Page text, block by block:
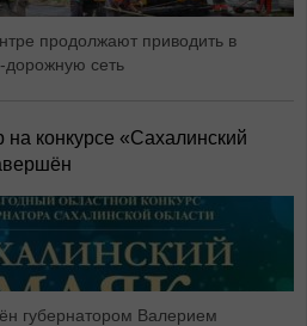
продолжают приводить в
дорожную сеть
на конкурсе «Сахалинский
губернатором Валерием